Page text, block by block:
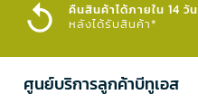
คืนสินค้าได้ภายใน 14 วัน
หลังได้รับสินค้า*
ศูนย์บริการลูกค้าบีทูเอส